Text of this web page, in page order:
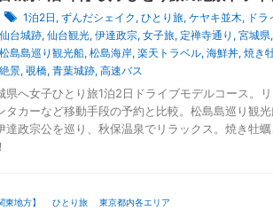
1泊2日 , ずんだシェイク , ひとり旅, ケヤキ並木, ドラ
仙台城跡, 仙台観光, 伊達政宗, 女子旅, 定禅寺通り , 宮城県,
松島島巡り観光船, 松島海岸, 楽天トラベル, 海鮮丼, 焼き
絶景, 覗橋, 青葉城跡, 高速バス
県へ女子ひとり旅1泊2日ドライブモデルコース。
タカーなど移動手段の予約と比較。松島島巡り観
達政宗公を巡り、秋保温泉でリラックス。焼き牡
東地方】 ひとり旅 東京都内各エリア